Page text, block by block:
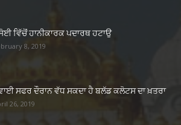
ਵਿੱਚੋਂ ਹਾਨੀਕਾਰਕ ਪਦਾਰਥ ਹਟਾਉ
8, 2019
ਸਫਰ ਦੌਰਾਨ ਵੱਧ ਸਕਦਾ ਹੈ ਬਲੱਡ ਕਲੋਟਸ ਦਾ ਖ਼ਤਰਾ
26, 2019